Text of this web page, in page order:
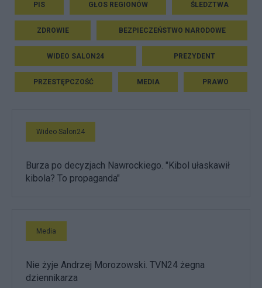
PIS GŁOS REGIONÓW ŚLEDZTWA
ZDROWIE BEZPIECZEŃSTWO NARODOWE
WIDEO SALON24 PREZYDENT
PRZESTĘPCZOŚĆ MEDIA PRAWO
Wideo Salon24
Burza po decyzjach Nawrockiego. "Kibol ułaskawił
kibola? To propaganda"
Media
Nie żyje Andrzej Morozowski. TVN24 żegna
dziennikarza